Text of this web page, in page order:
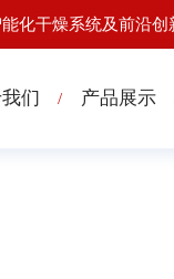
化干燥系统及前沿创
们 / 产品展示